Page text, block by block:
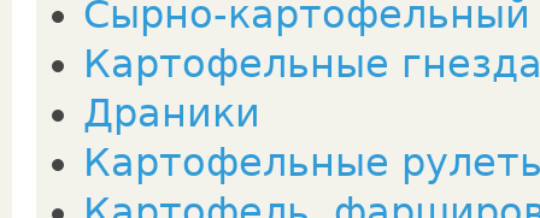
Сырно-картофельный
Картофельные
Драники
Картофельные